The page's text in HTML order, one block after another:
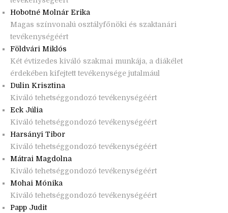
Hobotné Molnár Erika
Magas színvonalú osztályfőnöki és szaktanári
tevékenységéért
Földvári Miklós
Két évtizedes kiváló szakmai munkája, a diákélet
érdekében kifejtett tevékenysége jutalmául
Dulin Krisztina
Kiváló tehetséggondozó tevékenységéért
Eck Júlia
Kiváló tehetséggondozó tevékenységéért
Harsányi Tibor
Kiváló tehetséggondozó tevékenységéért
Mátrai Magdolna
Kiváló tehetséggondozó tevékenységéért
Mohai Mónika
Kiváló tehetséggondozó tevékenységéért
Papp Judit